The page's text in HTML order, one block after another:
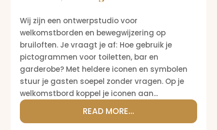
Wij zijn een ontwerpstudio voor
welkomstborden en bewegwijzering op
bruiloften. Je vraagt je af: Hoe gebruik je
pictogrammen voor toiletten, bar en
garderobe? Met heldere iconen en symbolen
stuur je gasten soepel zonder vragen. Op je
welkomstbord koppel je iconen aan...
READ MORE...